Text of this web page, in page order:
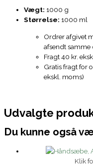
Vægt: 1000 g
Størrelse: 1000 ml
Ordrer afgivet
afsendt samme
Fragt 40 kr.
Gratis fragt for
ekskl. moms)
Udvalgte
Du kunne også
Klik